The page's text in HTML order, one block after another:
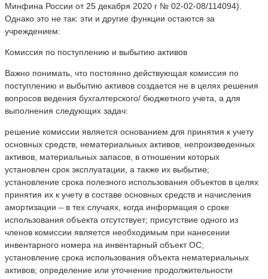
Минфина России от 25 декабря 2020 г № 02-02-08/114094).
Однако это не так: эти и другие функции остаются за
учреждением:
Комиссия по поступлению и выбытию активов
Важно понимать, что постоянно действующая комиссия по
поступлению и выбытию активов создается не в целях решения
вопросов ведения бухгалтерского/ бюджетного учета, а для
выполнения следующих задач:
решение комиссии является основанием для принятия к учету
основных средств, нематериальных активов, непроизведенных
активов, материальных запасов, в отношении которых
установлен срок эксплуатации, а также их выбытие;
установление срока полезного использования объектов в целях
принятия их к учету в составе основных средств и начисления
амортизации – в тех случаях, когда информация о сроке
использования объекта отсутствует; присутствие одного из
членов комиссии является необходимым при нанесении
инвентарного номера на инвентарный объект ОС;
установление срока использования объекта нематериальных
активов; определение или уточнение продолжительности